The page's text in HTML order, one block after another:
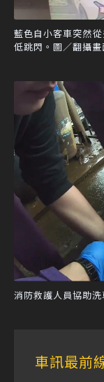
藍色自小客車突然
低跳閃。圖／翻攝畫
消防救護人員協助
車訊最前